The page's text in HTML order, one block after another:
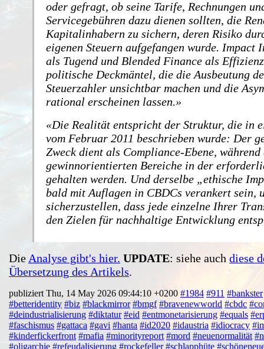
oder gefragt, ob seine Tarife, Rechnungen
Servicegebühren dazu dienen sollten, die
Kapitalinhabern zu sichern, deren Risiko
eigenen Steuern aufgefangen wurde. Impact
als Tugend und Blended Finance als
politische Deckmäntel, die die Ausbeutung
Steuerzahler unsichtbar machen und die
rational erscheinen lassen.
Die Realität entspricht der Struktur, die in
vom Februar 2011 beschrieben wurde: Der
Zweck dient als Compliance-Ebene, während
gewinnorientierten Bereiche in der
gehalten werden. Und derselbe „ethische
bald mit Auflagen in CBDCs verankert sein,
sicherzustellen, dass jede einzelne Ihrer
den Zielen für nachhaltige Entwicklung
Die Analyse gibt's hier. UPDATE: siehe auch diese
Übersetzung des Artikels.
publiziert Thu, 14 May 2026 09:44:10 +0200 #1984 #911 #bankster
#betteridentity #biz #blackmirror #bmgf #bravenewworld #cbdc
#deindustrialisierung #diktatur #eid #entmonetarisierung #equals
#faschismus #gattaca #gavi #hanta #id2020 #idaustria #idiocracy
#kinderfickerfront #mafia #minorityreport #mord #neuenormalität
#oligarchie #refeudalisierung #rockefeller #schlapphüte